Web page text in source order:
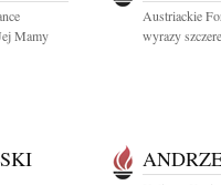
Mamy
Austriackie
wyrazy